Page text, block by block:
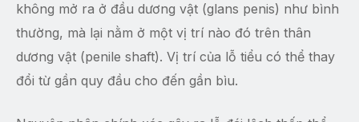
không mở ra ở đầu dương vật (glans penis) như bình
thường, mà lại nằm ở một vị trí nào đó trên thân
dương vật (penile shaft). Vị trí của lỗ tiểu có thể thay
đổi từ gần quy đầu cho đến gần bìu.